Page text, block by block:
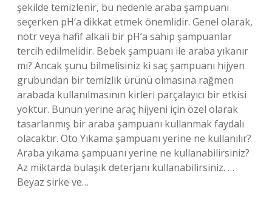
şekilde temizlenir, bu nedenle araba şampuanı
seçerken pH’a dikkat etmek önemlidir. Genel olarak,
nötr veya hafif alkali bir pH’a sahip şampuanlar
tercih edilmelidir. Bebek şampuanı ile araba yıkanır
mı? Ancak şunu bilmelisiniz ki saç şampuanı hijyen
grubundan bir temizlik ürünü olmasına rağmen
arabada kullanılmasının kirleri parçalayıcı bir etkisi
yoktur. Bunun yerine araç hijyeni için özel olarak
tasarlanmış bir araba şampuanı kullanmak faydalı
olacaktır. Oto Yıkama şampuanı yerine ne kullanılır?
Araba yıkama şampuanı yerine ne kullanabilirsiniz?
Az miktarda bulaşık deterjanı kullanabilirsiniz. …
Beyaz sirke ve…